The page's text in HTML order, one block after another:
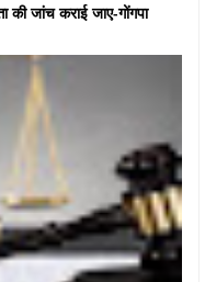
की जांच कराई जाए-गोंगपा